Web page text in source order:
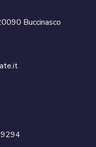
Buccinasco